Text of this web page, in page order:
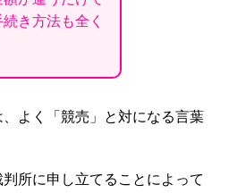
き方法も全く
、よく「競売」と対になる言葉
判所に申し立てることによって